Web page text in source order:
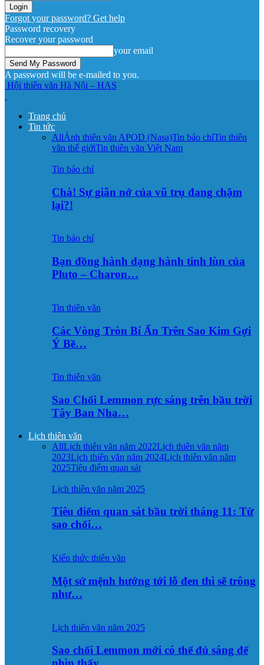
Forgot your password? Get help
Password recovery
Recover your password
your email
A password will be e-mailed to you.
Hội thiên văn Hà Nội – HAS
Trang chủ
Tin tức
AllẢnh thiên văn APOD (Nasa)Tin báo chíTin thiên
văn thế giớiTin thiên văn Việt Nam
Tin báo chí
Chà! Sự giãn nở của vũ trụ đang chậm
lại?!
Tin báo chí
Bạn đồng hành dạng hành tinh lùn của
Pluto – Charon…
Tin thiên văn
Các Vòng Tròn Bí Ẩn Trên Sao Kim Gợi
Ý Bề…
Tin thiên văn
Sao Chổi Lemmon rực sáng trên bầu trời
Tây Ban Nha…
Lịch thiên văn
AllLịch thiên văn năm 2022Lịch thiên văn năm
2023Lịch thiên văn năm 2024Lịch thiên văn năm
2025Tiêu điểm quan sát
Lịch thiên văn năm 2025
Tiêu điểm quan sát bầu trời tháng 11: Từ
sao chổi…
Kiến thức thiên văn
Một sứ mệnh hướng tới lỗ đen thì sẽ trông
như…
Lịch thiên văn năm 2025
Sao chổi Lemmon mới có thể đủ sáng để